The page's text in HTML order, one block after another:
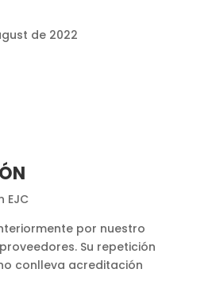
de 2022
EJC
por nuestro
Su repetición
conlleva acreditación